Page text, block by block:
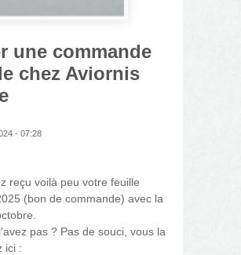
une commande
chez Aviornis
- 07:28
reçu voilà peu votre feuille
(bon de commande) avec la
pas ? Pas de souci, vous la
ici :